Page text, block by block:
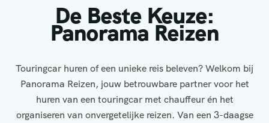
De Beste Keuze:
Panorama Reizen
Touringcar huren of een unieke reis beleven? Welkom bij
Panorama Reizen, jouw betrouwbare partner voor het
huren van een touringcar met chauffeur én het
organiseren van onvergetelijke reizen. Van een 3-daagse